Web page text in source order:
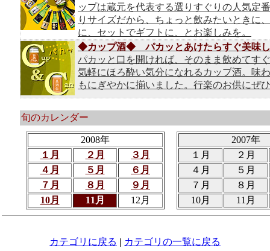
ップは蔵元を代表する選りすぐりの人気定
りサイズだから、ちょっと飲みたいときに
に、セットでギフトに、とお楽しみを。
◆カップ酒◆ パカッとあけたらすぐ美味
パカッと口を開ければ、そのまま飲めてす
気軽にほろ酔い気分になれるカップ酒。味
もにぎやかに揃いました。行楽のお供にぜ
旬のカレンダー
2008年
１月
２月
３月
４月
５月
６月
７月
８月
９月
10月
11月 12月
2007年
１月
２月
４月
５月
７月
８月
10月
11月
カテゴリに戻る | カテゴリの一覧に戻る